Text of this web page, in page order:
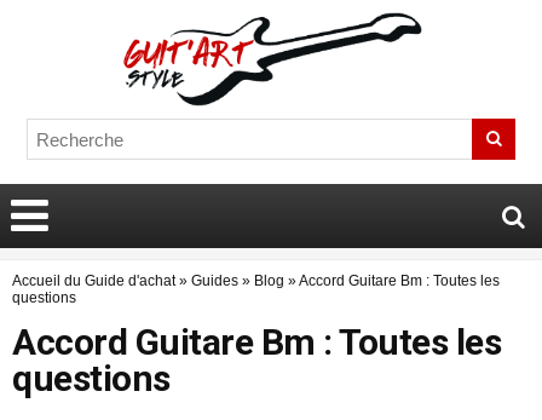
Accueil du Guide d'achat» Guides » Blog »Accord Guitare Bm : Toutes les
questions
Accord Guitare Bm : Toutes les
questions